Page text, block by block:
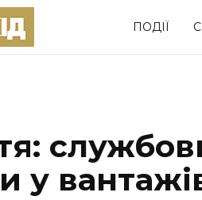
ПОДІЇ
Соціум
у